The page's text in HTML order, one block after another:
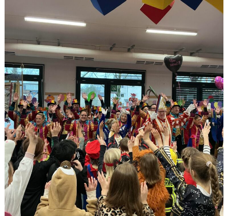
ZANGE
WEIBERFASTNACHT
STIMMUNG
&
KAMELLE